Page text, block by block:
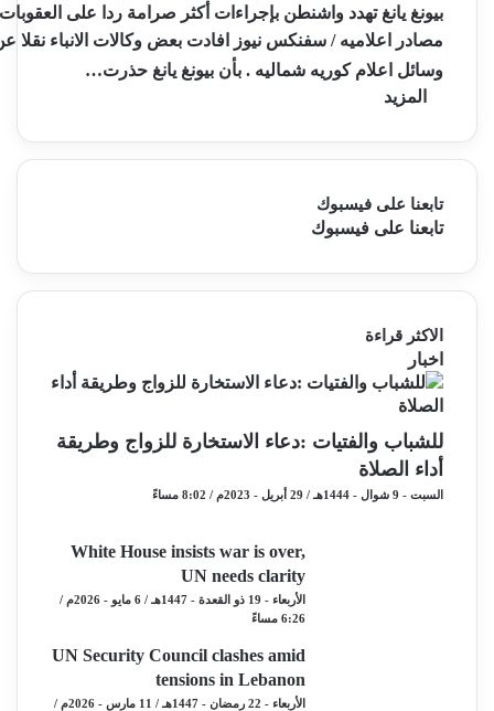
بيونغ يانغ تهدد واشنطن بإجراءات أكثر صرامة ردا على العقوبات
مصادر اعلاميه / سفنكس نيوز افادت بعض وكالات الانباء نقلا
وسائل اعلام كوريه شماليه . بأن بيونغ يانغ حذرت…
المزيد
تابعنا على فيسبوك
تابعنا على فيسبوك
الاكثر قراءة
اخبار
للشباب والفتيات :دعاء الاستخارة للزواج وطريقة
أداء الصلاة
السبت - 9 شوال - 1444هـ / 29 أبريل - 2023م / 8:02 مساءً
White House insists war is over,
UN needs clarity
الأربعاء - 19 ذو القعدة - 1447هـ / 6 مايو - 2026م /
6:26 مساءً
UN Security Council clashes amid
tensions in Lebanon
الأربعاء - 22 رمضان - 1447هـ / 11 مارس - 2026م /